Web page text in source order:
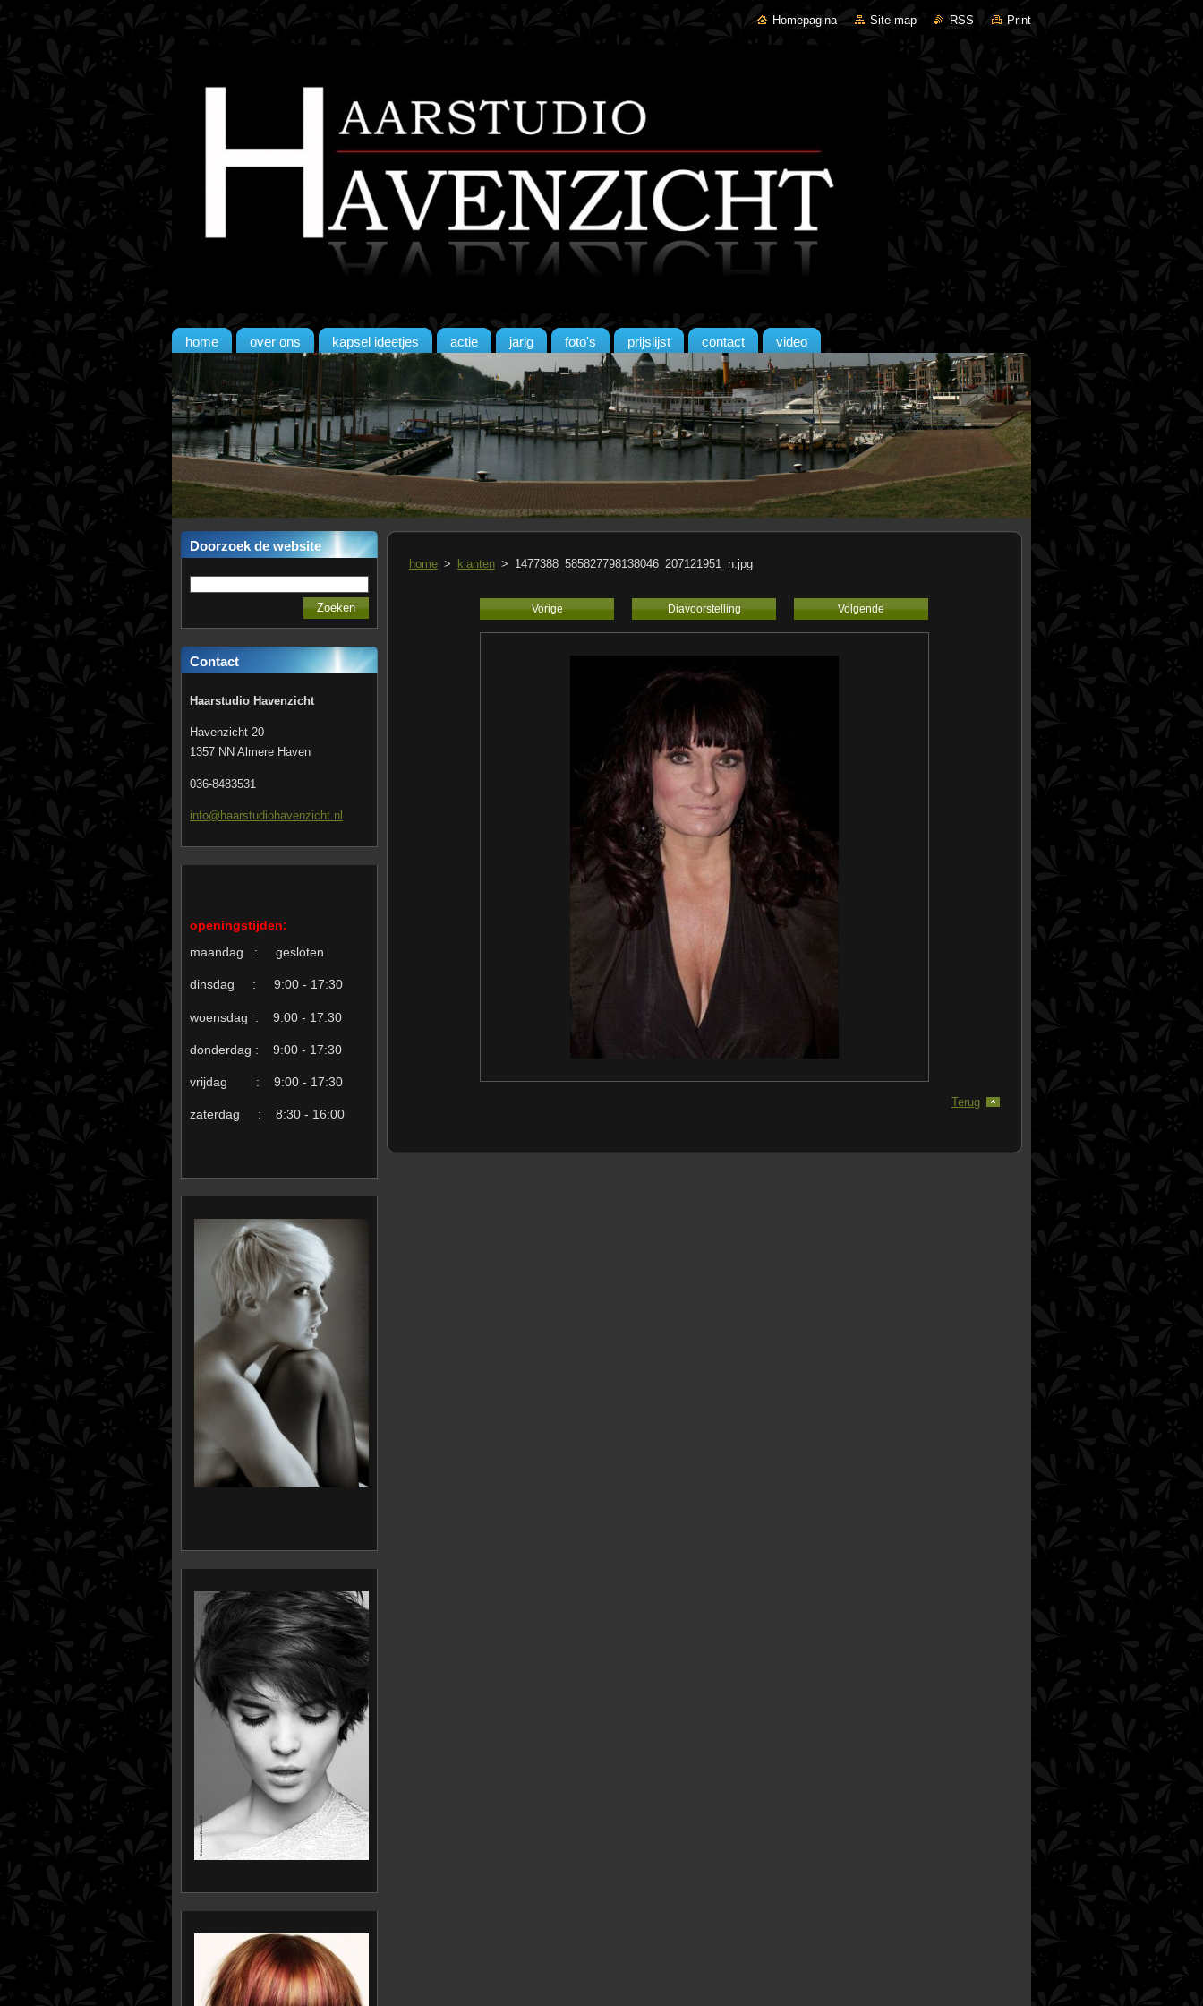
Homepagina Site map RSS Print
home over ons kapsel ideetjes actie jarig foto's prijslijst contact video
Doorzoek de website
Contact
Haarstudio Havenzicht
Havenzicht 20
1357 NN Almere Haven
036-8483531
info@haarstudiohavenzicht.nl
openingstijden:
maandag : gesloten
dinsdag : 9:00 - 17:30
woensdag : 9:00 - 17:30
donderdag : 9:00 - 17:30
vrijdag : 9:00 - 17:30
zaterdag : 8:30 - 16:00
home > klanten > 1477388_585827798138046_207121951_n.jpg
Vorige Diavoorstelling Volgende
Terug